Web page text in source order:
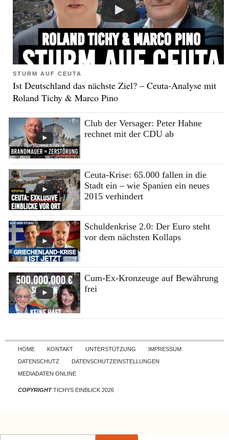
STURM AUF CEUTA
Ist Deutschland das nächste Ziel? – Ceuta-Analyse mit
Roland Tichy & Marco Pino
Club der Versager: Peter Hahne
rechnet mit der CDU ab
Ceuta-Krise: 65.000 fallen in die
Stadt ein – wie Spanien ein neues
2015 verhindert
Schuldenkrise 2.0: Der Euro steht
vor dem nächsten Kollaps
Cum-Ex-Kronzeuge auf Bewährung
frei
Skip to content
HOME KONTAKT UNTERSTÜTZUNG
IMPRESSUM
DATENSCHUTZ
DATENSCHUTZEINSTELLUNGEN
MEDIADATEN ONLINE
COPYRIGHTTICHYS EINBLICK 2026